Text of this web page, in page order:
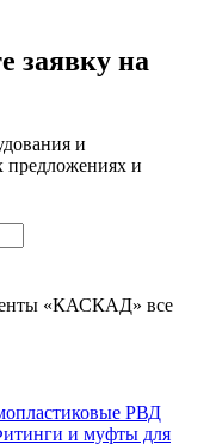
заявку на
и
и
«КАСКАД» все
РВД
и муфты для